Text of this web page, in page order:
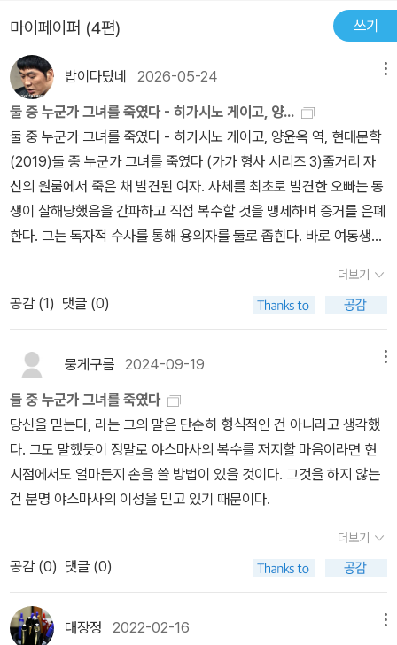
러진 증거들 그리고 준이치와 가요코의 진술 자체도 거짓이 섞여있기
때문이다. 독자는 야스마사의 시선에서 이 어지럽게 얽혀있는 사건을
풀어나가야 한다. 과연 범인은 누구인가?!!!! 앞서 말한대로 범인이 누
구인지 밝혀지지 않은체 책은 끝이 난다. 범인이 누구인지 상상조차
가지 않던 본인은 미적지근한 기분으로 페이지를 넘기다 마지막 페이
지에 봉인된 [추리 안내서]와 마주쳤다. '역시! 범인은 알려주고 끝나
야지!'라 생각하며 칼로 조십스럽게 봉인된 안내서를 뜯고 내용을 읽
어 내려갔다. '헐!' 힌트를 주긴 준것 같은데.....똥 멍충이인 본인은 아
직도 모르겠다. ㅠ_ㅠ 자 이제 모든 정보의 바다 '네이버'에 검색을 해
하긴, 초반 노끈을 보고 전혀 다른 범인을 생각했던 본인이니 아무리
떡밥을 던져줘도 그게 떡밥인지조차 인지를 못하고 있었던 거다. ㅠ_
ㅠ 핫핫.하지만 장담하건데, 재밌다. 범인이 누군지 상상도 안가는데
재미있었고, 범인을 알고 나니 더 재미있었다. 이 작품으로 재미를 봤
는지 다음 작품도 비슷한 구성의 [내가 그를 죽였다]란다. 기대를 안
할 수가 없구나. ㅎㅎㅎ 이렇게 가가 형사에게 빠져드나보다. 대박!
징하려 하는데가가 형사가 들이민 또 다른 단서가 등장하고... 이제 겉
으로 드러난 것들을 토대로 진실을 밝히는 것은 독자의 몫! 저 책 끝에
매달린 추리안내서라는 단서 봉투를 믿지 마라.거기서 얻을 수 있는
건 울화? ㅋㅋㅋㅋㅋㅋ히가시노 게이고가 가장 사랑하는 캐릭터 가
가가 가장 적게 등장하는가가 형사 시리즈 네 번째 이야기, '둘 중 누
군가 그녀를 죽였다'.방관하는 독자란 진정한 독자가 아니라는 듯,직
접 추리에 뛰어들라는 숙제를 남겨주는 밀실살인사건, 미스터리 추리
소설이다. #네이버독서카페 #리딩투데이 #양질의독서캠페인
#함시도 #추리소설 #여친의친구를사랑했네#둘중누군가는그녀를죽
였다 #히가시노게이고 #가가형사시리즈 #현대문학
설 안에서 드러난 정황 상 소노코의 죽음의 원인이 준이치와 가요코
인 것은 더 말할 필요도 없다. 원래 소노코의 연인이었던 준이치가 절
친이었던 가요코와 바람을 피웠던 것이다. 어떤 편지를 남기면서 두
사람으로 인해 괴로워하는 모습을 보이는 소노코의 모습은 나에게 예
전의 기억을 불러일으켜 지켜보기가 매우 힘들었다. 쓰쿠다도 쓰쿠다
지만 친구라는 탈을 쓰고 어떻게 저런 만행을 저지를 수 있는지 도저
히 이해가 되지 않는다. 그 후 야스마사의 독자적인 수사에서도 보여
지는 그들의 뻔뻔함이란. 최소한의 예의와 도덕심도 갖추지 못한 모
습을 보자니, 소노코가 부디 자살한 것만은 아니기를 바라게 되었다.
법에 어긋난다는 것은 아니지만 야스마사가 범인을 응징해주기를! 그
대해 날카롭고 냉철한 시각을 견지하고 있으면서도 인간에 대한 따뜻
한 배려를 잊지 않는 남자. 그의 배려는 이번에도 빛을 발해 야스마사
가 개인적인 복수심으로 자신의 미래를 망치지 않기를 바라는 모습이
담겨 있다. 야스마사와 그를 응원하는 독자 입장에서는 다소 답답했
을 수도 있겠지만, 개인적인 복수를 완성하고 난 뒤 맞게 될 야스마사
의 어두운 미래와 결코 전과는 같을 수 없는 그의 모습을 상상해보면
결국 가가의 선택이 옳았음을 알게 된다. 이 작품이 매우 독특한 것은
야스마사가 찾아낸 사건의 단서를 모두 제공하면서 범인찾기는 독자
에게 맡겼다는 데 있다. 뒤에는 범인의 정체에 대해 결정적인 단서를
제공하는 내용이 봉인되어 독자가 직접 해제하게 되어 있지만, 개인
적으로 이런 방식은 달갑지 않다! 정신없이 따라왔는데 목표를 놓친
듯한 느낌. 나는 뒷통수를 맞더라도 작가가 친절하게 범인을 알려주
음에도 범인이 누군지 모르겠어. 이게 뭐야. 나는 어디. 여긴 누구. 결
국 인터넷으로 검색해 납득할만한 해설을 올린 포스트를 본 후에야
마이페이퍼 (4편) 쓰기
밥이다탔네 2026-05-24
둘 중 누군가 그녀를 죽였다 - 히가시노 게이고, 양...
둘 중 누군가 그녀를 죽였다 - 히가시노 게이고, 양윤옥 역, 현대문학
(2019)둘 중 누군가 그녀를 죽였다 (가가 형사 시리즈 3)줄거리​ 자
신의 원룸에서 죽은 채 발견된 여자. 사체를 최초로 발견한 오빠는 동
생이 살해당했음을 간파하고 직접 복수할 것을 맹세하며 증거를 은폐
한다. 그는 독자적 수사를 통해 용의자를 둘로 좁힌다. 바로 여동생의
경찰과 그를 막기 위해 나선 가가 형사, 그리고 두 용의자가 밀고 당기
는 줄다리기는 시종일관 긴박한 분위기를 자아낸다. 그리고 드디어
둘 중 누가 그녀를 죽였는지가 밝혀지려는 결정적인 순간, 이야기는
끝이 난다. 저자는 일부러 범인의 이름을 밝히지 않고 결정적인 단서
그 둘 중 누군가 소노코를 죽였다—.p.244 다사카뿐만 아니라 다른
사람들도 당장 김빠진 표정이 되었다. 대체적으로 경찰관은 추리소설
을 별로 읽지 않는다. 현실에서는 소설 같은 범죄 사건은 일어날 수 없
다는 것을 잘 알고 있기 때문일 것이다. 살인사건은 일상다반사지만,
시간표 트릭도 없고 밀실도 없고 다잉 메시지 같은 것도 없다. 그리고
사건 현장은 무슨 외딴섬도 아니고 환상적인 별장도 아니다. 그저 생
활의 구차함이 느껴지는 싸구려 아파트나 늘 다니는 길거리인 경우가
도 모르게 불끈해서˝라는 게 주로 현실에서 일어나는 사건이다.pp.2
92-293 머릿속에서 방금 전에 나눈 가가와의 대화가 되살아났다. 당
더보기
공감 (1) 댓글 (0)
뭉게구름 2024-09-19
둘 중 누군가 그녀를 죽였다
당신을 믿는다, 라는 그의 말은 단순히 형식적인 건 아니라고 생각했
다. 그도 말했듯이 정말로 야스마사의 복수를 저지할 마음이라면 현
시점에서도 얼마든지 손을 쓸 방법이 있을 것이다. 그것을 하지 않는
건 분명 야스마사의 이성을 믿고 있기 때문이다.
더보기
공감 (0) 댓글 (0)
대장정 2022-02-16